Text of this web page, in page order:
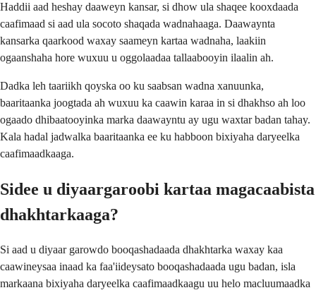
Haddii aad heshay daaweyn kansar, si dhow ula shaqee kooxdaada
caafimaad si aad ula socoto shaqada wadnahaaga. Daawaynta
kansarka qaarkood waxay saameyn kartaa wadnaha, laakiin
ogaanshaha hore wuxuu u oggolaadaa tallaabooyin ilaalin ah.
Dadka leh taariikh qoyska oo ku saabsan wadna xanuunka,
baaritaanka joogtada ah wuxuu ka caawin karaa in si dhakhso ah loo
ogaado dhibaatooyinka marka daawayntu ay ugu waxtar badan tahay.
Kala hadal jadwalka baaritaanka ee ku habboon bixiyaha daryeelka
caafimaadkaaga.
Sidee u diyaargaroobi kartaa magacaabista
dhakhtarkaaga?
Si aad u diyaar garowdo booqashadaada dhakhtarka waxay kaa
caawineysaa inaad ka faa'iideysato booqashadaada ugu badan, isla
markaana bixiyaha daryeelka caafimaadkaagu uu helo macluumaadka